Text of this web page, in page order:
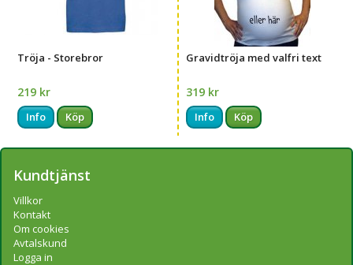
Tröja - Storebror
219 kr
Info Köp
Gravidtröja med valfri text
319 kr
Info Köp
Kundtjänst
Villkor
Kontakt
Om cookies
Avtalskund
Logga in